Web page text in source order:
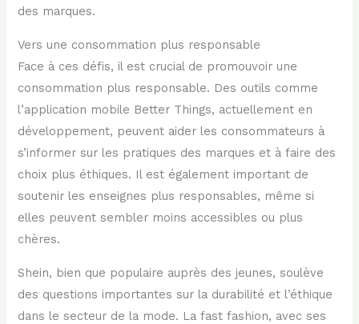
des marques.
Vers une consommation plus responsable
Face à ces défis, il est crucial de promouvoir une
consommation plus responsable. Des outils comme
l’application mobile Better Things, actuellement en
développement, peuvent aider les consommateurs à
s’informer sur les pratiques des marques et à faire des
choix plus éthiques. Il est également important de
soutenir les enseignes plus responsables, même si
elles peuvent sembler moins accessibles ou plus
chères.
Shein, bien que populaire auprès des jeunes, soulève
des questions importantes sur la durabilité et l’éthique
dans le secteur de la mode. La fast fashion, avec ses